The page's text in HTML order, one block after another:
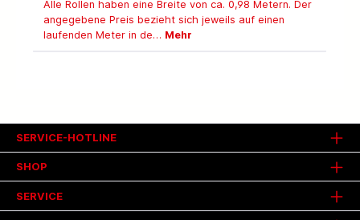
Alle Rollen haben eine Breite von ca. 0,98 Metern. Der
angegebene Preis bezieht sich jeweils auf einen
laufenden Meter in de… Mehr
SHOP
SERVICE
SERVICE-HOTLINE